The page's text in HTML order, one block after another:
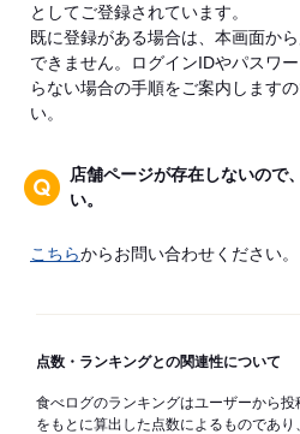
としてご登録されています。
既に登録がある場合は、本画面か
できません。ログインIDやパスワ
らない場合の手順をご案内しますの
い。
店舗ページが存在しないので
い。
こちらからお問い合わせください。
点数・ランキングとの関連性について
食べログのランキングはユーザーから投
をもとに算出した点数によるものであ